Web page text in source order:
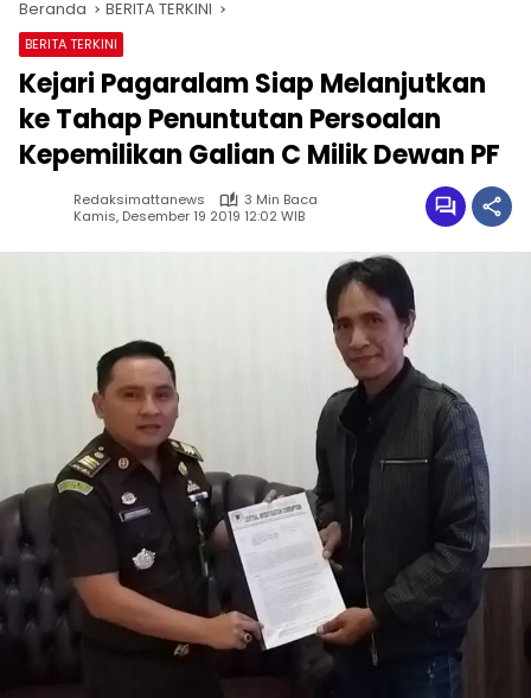
Beranda BERITA TERKINI
BERITA TERKINI
Kejari Pagaralam Siap Melanjutkan
ke Tahap Penuntutan Persoalan
Kepemilikan Galian C Milik Dewan PF
Redaksimattanews
3 Min Baca
Kamis, Desember 19 2019 12:02 WIB